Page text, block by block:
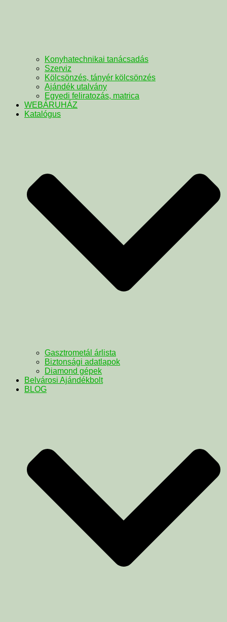
Konyhatechnikai tanácsadás
Szerviz
Kölcsönzés, tányér kölcsönzés
Ajándék utalvány
Egyedi feliratozás, matrica
WEBÁRUHÁZ
Katalógus
Gasztrometál árlista
Biztonsági adatlapok
Diamond gépek
Belvárosi Ajándékbolt
BLOG